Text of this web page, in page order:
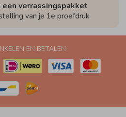
een verrassingspakket
van je 1e proefdruk
EN BETALEN